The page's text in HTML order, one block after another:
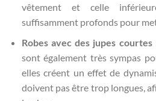
vêtement et celle
suffisamment profonds pour
Robes avec des jupes courtes
sont également très sympas
elles créent un effet de
doivent pas être trop longues,